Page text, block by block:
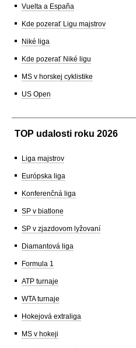
Vuelta a España
Kde pozerať Ligu majstrov
Niké liga
Kde pozerať Niké ligu
MS v horskej cyklistike
US Open
TOP udalosti roku 2026
Liga majstrov
Európska liga
Konferenčná liga
SP v biatlone
SP v zjazdovom lyžovaní
Diamantová liga
Formula 1
ATP turnaje
WTA turnaje
Hokejová extraliga
MS v hokeji